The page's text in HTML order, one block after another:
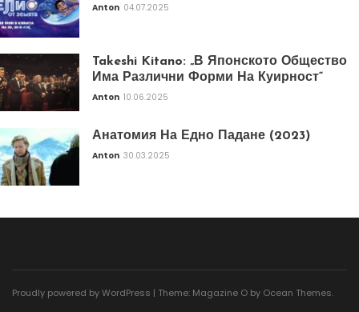
Anton 04.07.2025
Takeshi Kitano: „В Японското Общество
Има Различни Форми На Куирност“
Anton 10.06.2025
Анатомия На Едно Падане (2023)
Anton 30.03.2025
Proudly powered by WordPress | Theme: Magazine O by Ocean Themes.